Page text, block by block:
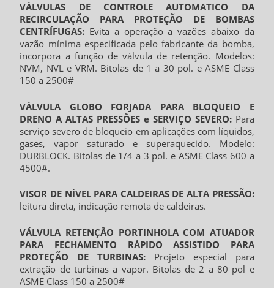
VÁLVULAS DE CONTROLE AUTOMATICO DA
RECIRCULAÇÃO PARA PROTEÇÃO DE BOMBAS
CENTRÍFUGAS: Evita a operação a vazões abaixo da
vazão mínima especificada pelo fabricante da bomba,
incorpora a função de válvula de retenção. Modelos:
NVM, NVL e VRM. Bitolas de 1 a 30 pol. e ASME Class
150 a 2500#
VÁLVULA GLOBO FORJADA PARA BLOQUEIO E
DRENO A ALTAS PRESSÕES e SERVIÇO SEVERO:Para
serviço severo de bloqueio em aplicações com líquidos,
gases, vapor saturado e superaquecido. Modelo:
DURBLOCK. Bitolas de 1/4 a 3 pol. e ASME Class 600 a
4500#.
VISOR DE NÍVEL PARA CALDEIRAS DE ALTA PRESSÃO:
leitura direta, indicação remota de caldeiras.
VÁLVULA RETENÇÃO PORTINHOLA COM ATUADOR
PARA FECHAMENTO RÁPIDO ASSISTIDO PARA
PROTEÇÃO DE TURBINAS: Projeto especial para
extração de turbinas a vapor. Bitolas de 2 a 80 pol e
ASME Class 150 a 2500#